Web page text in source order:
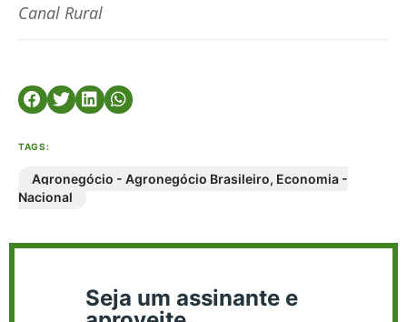
Canal Rural
TAGS:
Agronegócio - Agronegócio Brasileiro, Economia -
Nacional
Seja um assinante e